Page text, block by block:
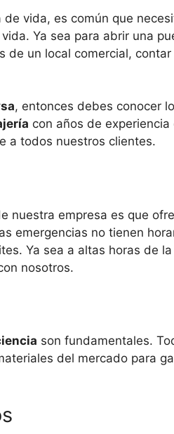
vida, es común que
Ya sea para abrir una
de un local comercial,
, entonces debes conocer
con años de
a todos nuestros clientes.
nuestra empresa es que
emergencias no tienen
Ya sea a altas horas de
nosotros.
son fundamentales.
del mercado para